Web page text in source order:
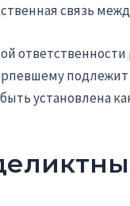
связь
установлена